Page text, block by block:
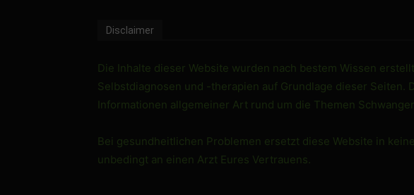
Disclaimer
Die Inhalte dieser Website wurden nach bestem Wissen
Selbstdiagnosen und -therapien auf Grundlage dieser
Informationen allgemeiner Art rund um die Themen
Bei gesundheitlichen Problemen ersetzt diese Website in
unbedingt an einen Arzt Eures Vertrauens.